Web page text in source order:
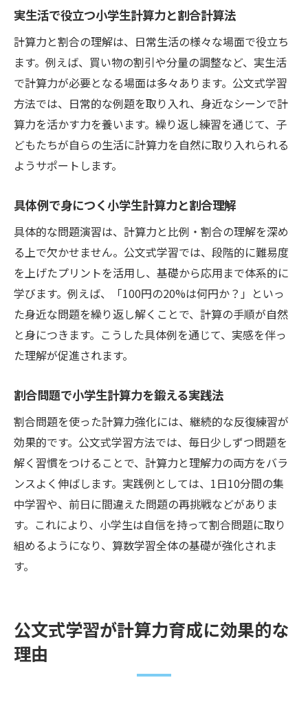
実生活で役立つ小学生計算力と割合計算法
計算力と割合の理解は、日常生活の様々な場面で役立ち
ます。例えば、買い物の割引や分量の調整など、実生活
で計算力が必要となる場面は多々あります。公文式学習
方法では、日常的な例題を取り入れ、身近なシーンで計
算力を活かす力を養います。繰り返し練習を通じて、子
どもたちが自らの生活に計算力を自然に取り入れられる
ようサポートします。
具体例で身につく小学生計算力と割合理解
具体的な問題演習は、計算力と比例・割合の理解を深め
る上で欠かせません。公文式学習では、段階的に難易度
を上げたプリントを活用し、基礎から応用まで体系的に
学びます。例えば、「100円の20%は何円か？」といっ
た身近な問題を繰り返し解くことで、計算の手順が自然
と身につきます。こうした具体例を通じて、実感を伴っ
た理解が促進されます。
割合問題で小学生計算力を鍛える実践法
割合問題を使った計算力強化には、継続的な反復練習が
効果的です。公文式学習方法では、毎日少しずつ問題を
解く習慣をつけることで、計算力と理解力の両方をバラ
ンスよく伸ばします。実践例としては、1日10分間の集
中学習や、前日に間違えた問題の再挑戦などがありま
す。これにより、小学生は自信を持って割合問題に取り
組めるようになり、算数学習全体の基礎が強化されま
す。
公文式学習が計算力育成に効果的な
理由